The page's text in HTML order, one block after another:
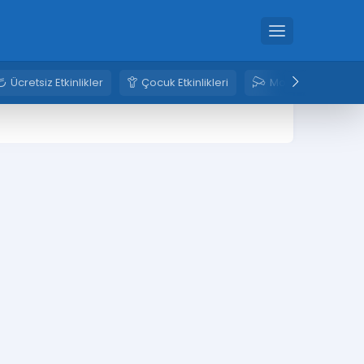
Ücretsiz Etkinlikler Çocuk Etkinlikleri Mobese